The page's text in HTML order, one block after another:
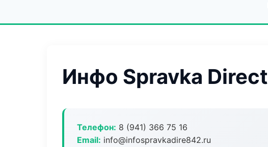
Инфо Spravka Direct
Телефон: 8 (941) 366 75 16
Email: info@infospravkadire842.ru